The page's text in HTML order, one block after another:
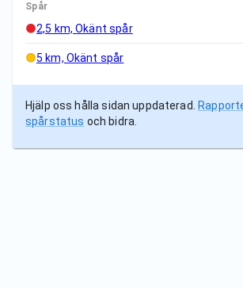
Spår
2,5 km, Okänt spår
5 km, Okänt spår
Hjälp oss hålla sidan uppdaterad.
spårstatus och bidra.